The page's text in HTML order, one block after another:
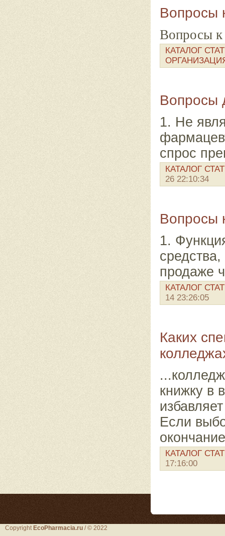
Вопросы
Вопросы к
КАТАЛОГ
Вопросы
1. Не
спрос
КАТАЛОГ
26 22:10:34
Вопросы
1.
продаже
КАТАЛОГ
14 23:26:05
Каких
книжку в
Если
КАТАЛОГ
17:16:00
Copyright EcoPharmacia.ru / © 2022